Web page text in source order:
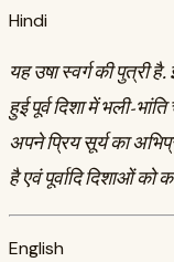
Hindi
यह उषा स्वर्ग की पुत्री
हुई पूर्व दिशा में भली-
अपने प्रिय सूर्य का
है एवं पूर्वादि दिशाओं को
English